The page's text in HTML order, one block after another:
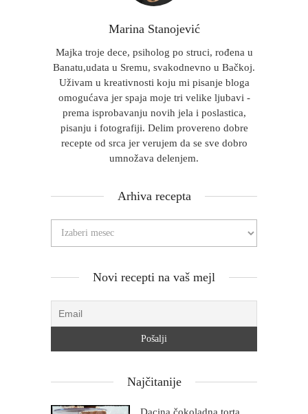
Marina Stanojević
Majka troje dece, psiholog po struci, rođena u
Banatu,udata u Sremu, svakodnevno u Bačkoj.
Uživam u kreativnosti koju mi pisanje bloga
omogućava jer spaja moje tri velike ljubavi -
prema isprobavanju novih jela i poslastica,
pisanju i fotografiji. Delim provereno dobre
recepte od srca jer verujem da se sve dobro
umnožava delenjem.
Arhiva recepta
Novi recepti na vaš mejl
Najčitanije